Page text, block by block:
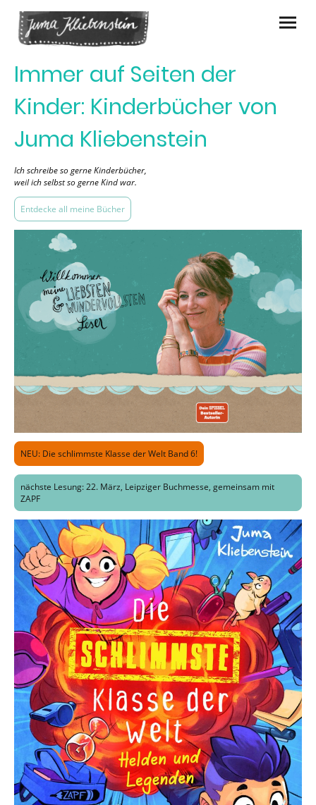
Immer auf Seiten der
Kinder: Kinderbücher von
Juma Kliebenstein
Ich schreibe so gerne Kinderbücher,
weil ich selbst so gerne Kind war.
Entdecke all meine Bücher
NEU: Die schlimmste Klasse der Welt Band 6!
nächste Lesung: 22. März, Leipziger Buchmesse, gemeinsam mit
ZAPF